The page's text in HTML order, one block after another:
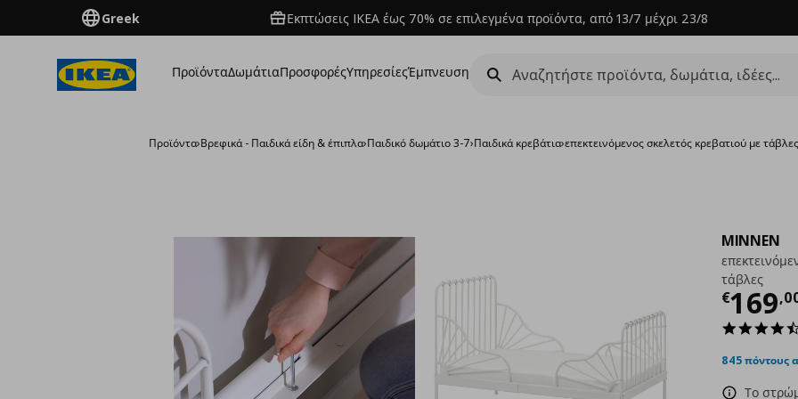
Greek Εκπτώσεις IKEA έως 70% σε επιλεγμένα προϊόντα, από 13/7 μέχρι 23/8
ΠροϊόνταΔωμάτιαΠροσφορέςΥπηρεσίεςΈμπνευση
Προϊόντα›Βρεφικά - Παιδικά είδη & έπιπλα›Παιδικό δωμάτιο 3-7›Παιδικά κρεβάτια›επεκτεινόμενος σκελετός κρεβατιού με τάβλες
MINNEN
τάβλες
€169,
845 πόντους
Το